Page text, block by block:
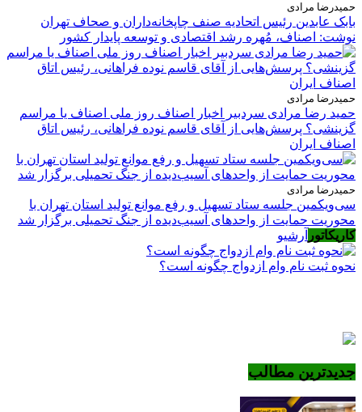
حمیدرضا مرادی
بابک عابدین رئیس اتحادیه صنف چاپخانه‌داران و صحاف تهران
نوشت: اصناف، مُهره رشد اقتصادی و توسعه پایدار کشور
حمیدرضا مرادی
حمید رضا مرادی سردبیر اخبار اصناف روز ملی اصناف یا مراسم
گزینشی؟ پرسش‌هایی از آقای قاسم نوده فراهانی، رئیس اتاق
اصناف ایران
حمیدرضا مرادی
سی‌ویکمین جلسه ستاد تسهیل و رفع موانع تولید استان تهران با
محوریت حمایت از واحدهای آسیب‌دیده از جنگ تحمیلی برگزار شد
کاریکاتور آرشیو
نحوه ثبت نام وام ازدواج چگونه است؟
جدیدترین مطالب